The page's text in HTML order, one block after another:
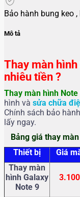
Bảo hành bung keo
Mô tả
Thay màn
nhiêu tiền ?
Thay màn hình Note
hình và sửa chữa
Chính sách bảo
lấy ngay.
Bảng giá thay
Thiết bị
Giá
Thay màn
hình Galaxy
Note 9